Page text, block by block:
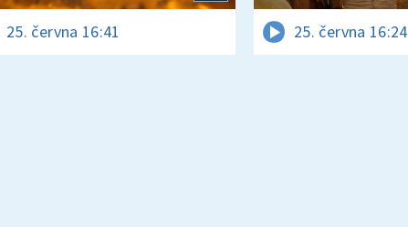
25. června 16:41 25. června 16:24